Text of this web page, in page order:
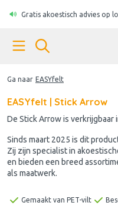
Gratis akoestisch advies op
Ga naar EASYfelt
EASYfelt | Stick Arrow
De Stick Arrow is verkrijgbaar
Sinds maart 2025 is dit
Zij zijn specialist in
en bieden een breed
als maatwerk.
Gemaakt van PET-vilt